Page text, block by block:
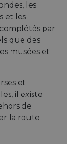
les
et les
par
que des
musées et
et
il existe
de
la route